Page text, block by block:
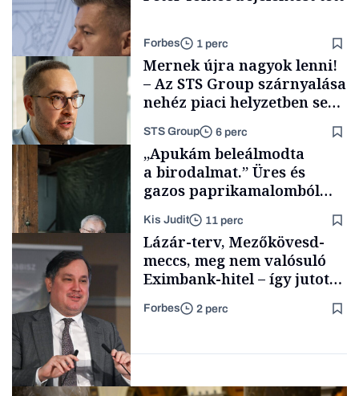
Energia
Forbes 1 perc
Támogatói tartalom
Mernek újra nagyok lenni!
– Az STS Group szárnyalása
nehéz piaci helyzetben sem
STS Group 6 perc
Családi
vállalkozások
„Apukám beleálmodta
a birodalmat.” Üres és
gazos paprikamalomból
lett az igazi családi
fűszersztori
Kis Judit 11 perc
Lázár-terv, Mezőkövesd-
meccs, meg nem valósuló
Eximbank-hitel – így jutott
el a bezárásig a 70 éves
téglagyár
Forbes 2 perc